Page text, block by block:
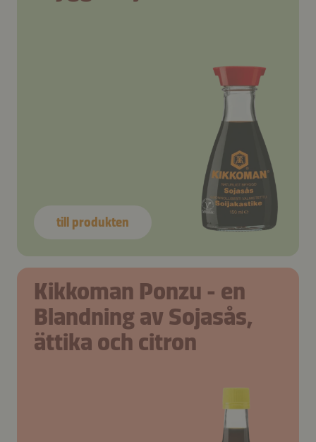
till produkten
Kikkoman Ponzu - en
Blandning av Sojasås,
ättika och citron